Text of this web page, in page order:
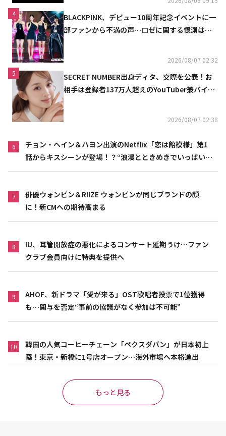
4
BLACKPINK、デビュー10周年記念イベントに一
部ファンから不満の声…ロゼに関する憶測は否
2026/08/07 02:32
5
SECRET NUMBER出身ディタ、交際を公表！お
相手は登録者137万人超えのYouTuber兼バイオ
2026/08/07 02:38
6
チョン・ヘイン＆ハヨン出演のNetflix「恋は飴模様」第1
話からキスシーンが登場！？“浪漫とときめきでいっぱいの
7
俳優ウォンビン＆RIIZE ウォンビンが同じブランドの顔
に！新CMへの期待高まる
8
IU、耳管開放症の悪化によるコンサート延期うけ…ファン
クラブ会員向けに特典を提供へ
9
AHOF、新ドラマ「愛が来る」OST歌唱者投票で1位獲得
も…関与を否定“事前の協議がなく参加は不可能”
10
韓国の人気コーヒーチェーン「ペクスダバン」が日本初上
陸！東京・新橋に1号店オープン…海外市場へ本格進出
もっと見る